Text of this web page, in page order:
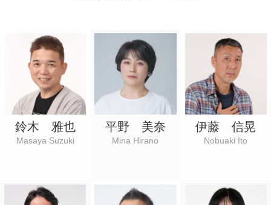
キャスティング
動画配信
男性
MC/DJ VTuber アクション
インフルエンサー お笑い ダンス
モデル
フリーワード
鈴木 雅也
Masaya Suzuki
平野 美奈
Mina Hirano
伊藤 信晃
Nobuaki Ito